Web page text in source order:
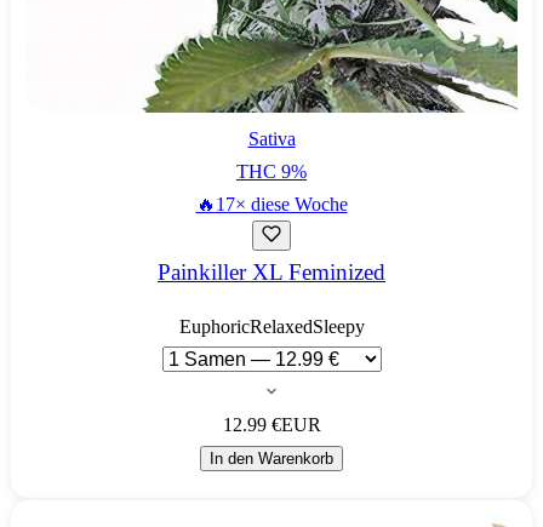
Sativa
THC 9%
🔥 17× diese Woche
Painkiller XL Feminized
EuphoricRelaxedSleepy
12.99€EUR
In den Warenkorb